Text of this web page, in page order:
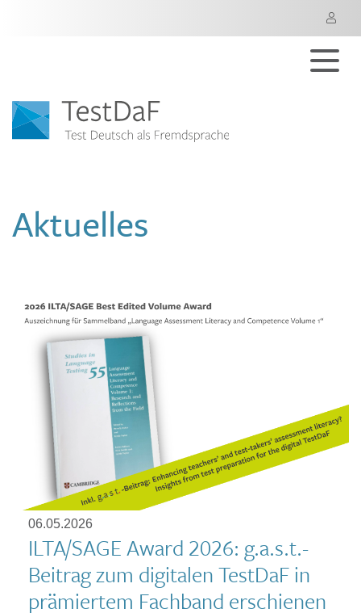
Aktuelles
06.05.2026
ILTA/SAGE Award 2026: g.a.s.t.-
Beitrag zum digitalen TestDaF in
prämiertem Fachband erschienen